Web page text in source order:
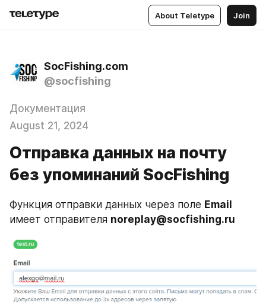
About Teletype Join
SocFishing.com
@socfishing
Документация
August 21, 2024
Отправка данных на почту
без упоминаний SocFishing
Функция отправки данных через поле Email
имеет отправителя noreplay@socfishing.ru